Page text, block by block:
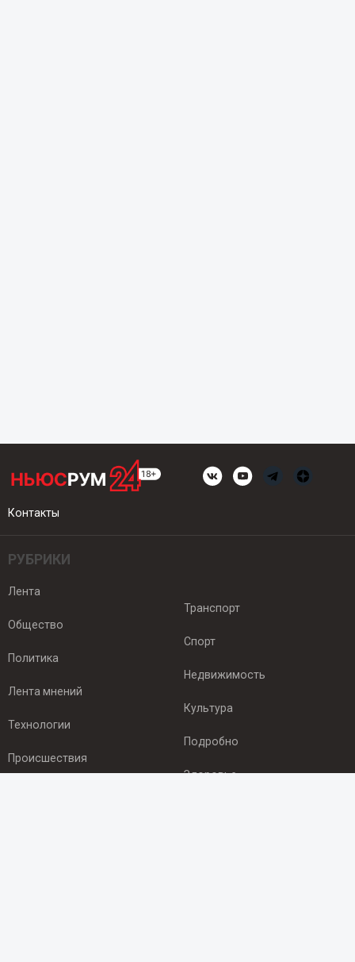
Контакты
РУБРИКИ
Лента
Общество
Политика
Лента мнений
Технологии
Происшествия
Транспорт
Спорт
Недвижимость
Культура
Подробно
Здоровье